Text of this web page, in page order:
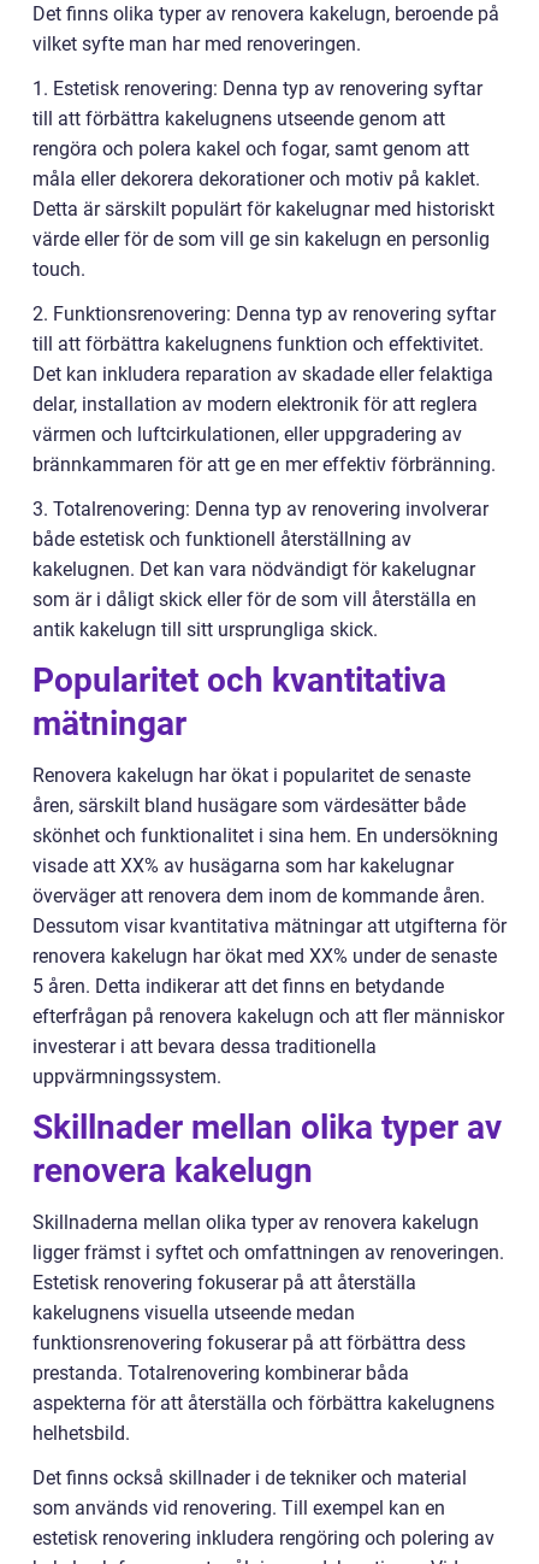
Det finns olika typer av renovera kakelugn, beroende på
vilket syfte man har med renoveringen.
1. Estetisk renovering: Denna typ av renovering syftar
till att förbättra kakelugnens utseende genom att
rengöra och polera kakel och fogar, samt genom att
måla eller dekorera dekorationer och motiv på kaklet.
Detta är särskilt populärt för kakelugnar med historiskt
värde eller för de som vill ge sin kakelugn en personlig
touch.
2. Funktionsrenovering: Denna typ av renovering syftar
till att förbättra kakelugnens funktion och effektivitet.
Det kan inkludera reparation av skadade eller felaktiga
delar, installation av modern elektronik för att reglera
värmen och luftcirkulationen, eller uppgradering av
brännkammaren för att ge en mer effektiv förbränning.
3. Totalrenovering: Denna typ av renovering involverar
både estetisk och funktionell återställning av
kakelugnen. Det kan vara nödvändigt för kakelugnar
som är i dåligt skick eller för de som vill återställa en
antik kakelugn till sitt ursprungliga skick.
Popularitet och kvantitativa
mätningar
Renovera kakelugn har ökat i popularitet de senaste
åren, särskilt bland husägare som värdesätter både
skönhet och funktionalitet i sina hem. En undersökning
visade att XX% av husägarna som har kakelugnar
överväger att renovera dem inom de kommande åren.
Dessutom visar kvantitativa mätningar att utgifterna för
renovera kakelugn har ökat med XX% under de senaste
5 åren. Detta indikerar att det finns en betydande
efterfrågan på renovera kakelugn och att fler människor
investerar i att bevara dessa traditionella
uppvärmningssystem.
Skillnader mellan olika typer av
renovera kakelugn
Skillnaderna mellan olika typer av renovera kakelugn
ligger främst i syftet och omfattningen av renoveringen.
Estetisk renovering fokuserar på att återställa
kakelugnens visuella utseende medan
funktionsrenovering fokuserar på att förbättra dess
prestanda. Totalrenovering kombinerar båda
aspekterna för att återställa och förbättra kakelugnens
helhetsbild.
Det finns också skillnader i de tekniker och material
som används vid renovering. Till exempel kan en
estetisk renovering inkludera rengöring och polering av